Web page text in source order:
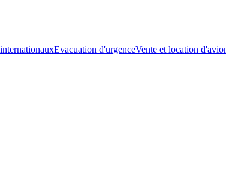
Evacuation d'urgenceVente et location